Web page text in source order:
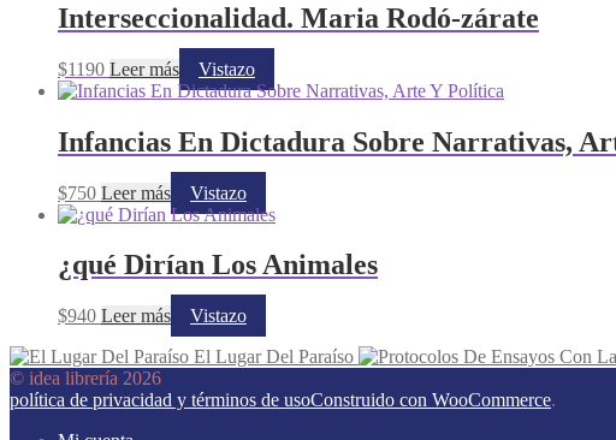
Interseccionalidad. Maria Rodó-zárate
$1190 Leer más Vistazo
Infancias En Dictadura Sobre Narrativas,
$750 Leer más Vistazo
¿qué Dirían Los Animales
$940 Leer más
Vistazo
El Lugar Del Paraíso
© idea librería 2026
política de privacidad y términos de usoConstruido con WooCommerce.